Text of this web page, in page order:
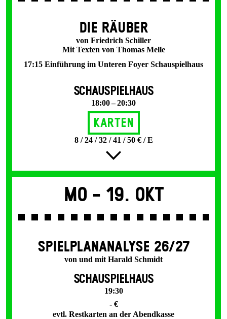
DIE RÄUBER
von Friedrich Schiller
Mit Texten von Thomas Melle
17:15 Einführung im Unteren Foyer Schauspielhaus
SCHAUSPIELHAUS
18:00 – 20:30
Karten
8 / 24 / 32 / 41 / 50 € / E
Mo - 19. Okt
SPIEL­PLAN­ANALYSE 26/27
von und mit Harald Schmidt
SCHAUSPIELHAUS
19:30
- €
evtl. Restkarten an der Abendkasse